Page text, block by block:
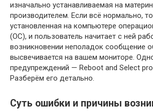
изначально устанавливаемая на
производителем. Если всё нормально,
установленная на компьютере
(ОС), и пользователь начитает с ней
возникновении неполадок сообщение
высвечивается на вашем мониторе.
предупреждений — Reboot and Select
Разберём его детально.
Суть ошибки и причины